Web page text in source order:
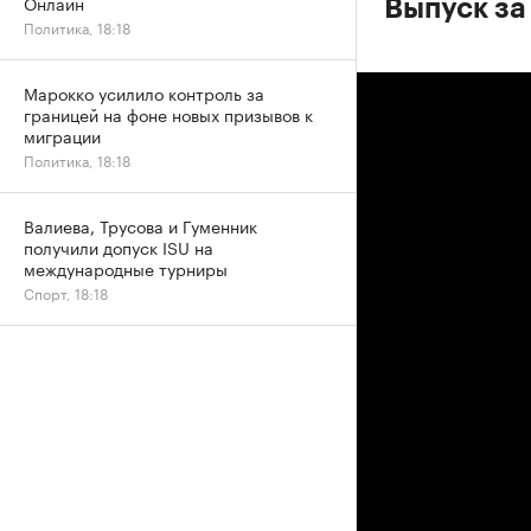
Выпуск
Политика, 18:18
Марокко усилило контроль за
границей на фоне новых призывов к
миграции
Политика, 18:18
Валиева, Трусова и Гуменник
получили допуск ISU на
международные турниры
Спорт, 18:18